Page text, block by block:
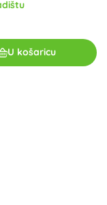
U košaricu